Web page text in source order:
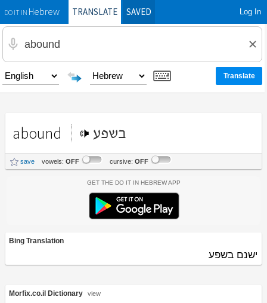
DO IT INHebrewTRANSLATE SAVED Log In
abound בשפע
save vowels: OFF cursive: OFF
Get the Do It In Hebrew App
Bing Translation
ישנם בשפע
Morfix.co.il Dictionary view